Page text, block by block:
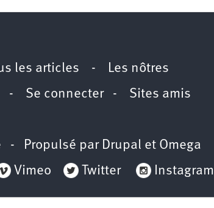
les articles - Les nôtres
- Se connecter- Sites amis
- Propulsé par Drupal et Omega
Vimeo Twitter Instagram